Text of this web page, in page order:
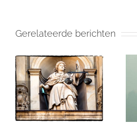
Gerelateerde berichten
Israël en de
(valse)
beschuldigingen
van genocide:
een nuchtere